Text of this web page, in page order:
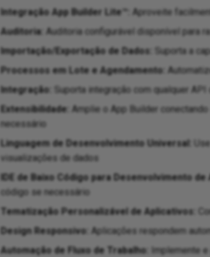
Integração App Builder Lite™: Aproveite
Auditoria: Auditoria configurável disponível para
Importação/Exportação de Dados:
Suporta a
Processos em Lote e Agendamento:
Integração:
Suporta integração com qualquer
Extensibilidade: Amplie o App Builder
necessário
Linguagem de Desenvolvimento Universal:
visualizações de dados
IDE de Baixo Código para Desenvolvimento de
código se necessário
Tematização Personalizável de Aplicativos:
Design Responsivo: Aplicações respondem
Automação de Fluxo de Trabalho: Implemente